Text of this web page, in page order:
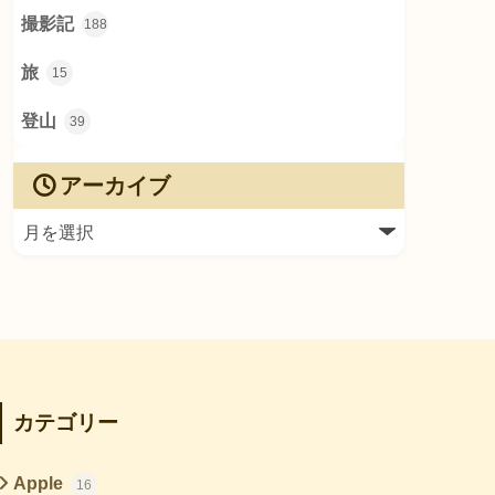
撮影記 188
旅 15
登山 39
アーカイブ
カテゴリー
Apple 16